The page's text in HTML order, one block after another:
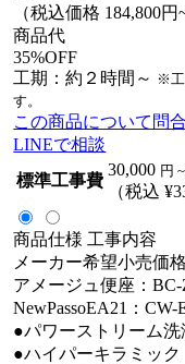
（税込価格 184,800円~
商品代
35%OFF
工期：約２時間～ ※工
す。
この商品について問
LINEで相談
標準工事費
30,000 円
（税込
商品仕様 工事内容
メーカー希望小売価
アメージュ便座：BC-
NewPassoEA21：CW-
●パワーストリーム洗
●ハイパーキラミック